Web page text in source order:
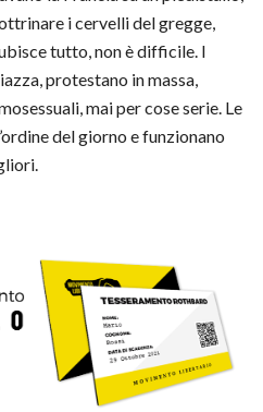
i cervelli del gregge,
tutto, non è difficile. I
protestano in massa,
mai per cose serie. Le
del giorno e funzionano